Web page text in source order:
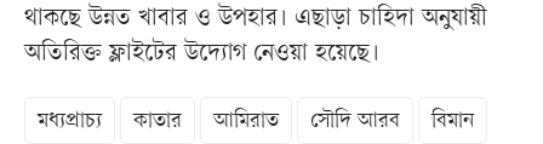
থাকছে উন্নত খাবার ও উপহার। এছাড়া চাহিদা অনুযায়ী
অতিরিক্ত ফ্লাইটের উদ্যোগ নেওয়া হয়েছে।
মধ্যপ্রাচ্য কাতার আমিরাত সৌদি আরব বিমান